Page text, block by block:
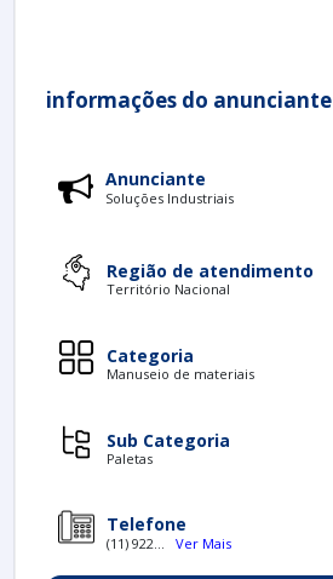
informações do anunciante
Anunciante
Soluções Industriais
Região de atendimento
Território Nacional
Categoria
Manuseio de materiais
Sub Categoria
Paletas
Telefone
(11) 922... Ver Mais